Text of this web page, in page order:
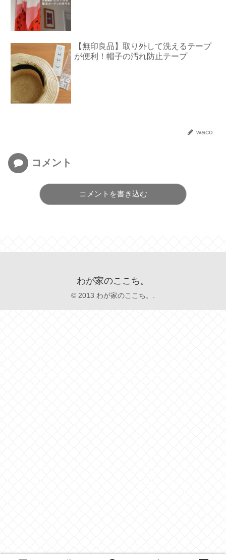
【無印良品】取り外して洗えるテープ
が便利！帽子の汚れ防止テープ
waco
コメント
コメントを書き込む
わが家のここち。
© 2013 わが家のここち。.